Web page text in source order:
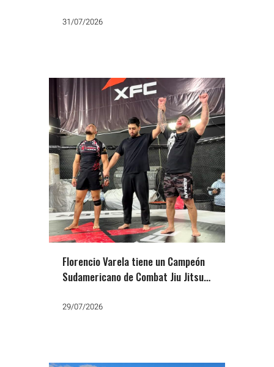
Ludmila Guisasola
31/07/2026
Florencio Varela tiene un Campeón
Sudamericano de Combat Jiu Jitsu:
29/07/2026